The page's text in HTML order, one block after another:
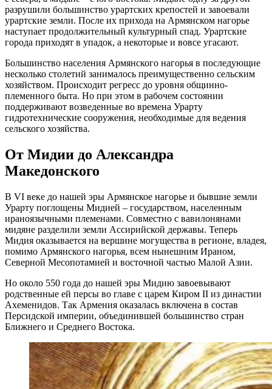
разрушили большинство урартских крепостей и завоевали
урартские земли. После их прихода на Армянском нагорье
наступает продолжительный культурный спад. Урартские
города приходят в упадок, а некоторые и вовсе угасают.
Большинство населения Армянского нагорья в последующие
несколько столетий занималось преимущественно сельским
хозяйством. Происходит регресс до уровня общинно-
племенного быта. Но при этом в рабочем состоянии
поддерживают возведенные во времена Урарту
гидротехнические сооружения, необходимые для ведения
сельского хозяйства.
От Мидии до Александра
Македонского
В VI веке до нашей эры Армянское нагорье и бывшие земли
Урарту поглощены Мидией – государством, населенным
ираноязычными племенами. Совместно с вавилонянами
мидяне разделили земли Ассирийской державы. Теперь
Мидия оказывается на вершине могущества в регионе, владея,
помимо Армянского нагорья, всем нынешним Ираном,
Северной Месопотамией и восточной частью Малой Азии.
Но около 550 года до нашей эры Мидию завоевывают
родственные ей персы во главе с царем Киром II из династии
Ахеменидов. Так Армения оказалась включена в состав
Персидской империи, объединившей большинство стран
Ближнего и Среднего Востока.